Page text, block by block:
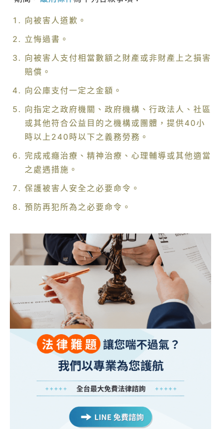
向被害人道歉。
立悔過書。
向被害人支付相當數額之財產或非財產上之損害
賠償。
向公庫支付一定之金額。
向指定之政府機關、政府機構、行政法人、社區
或其他符合公益目的之機構或團體，提供40小
時以上240時以下之義務勞務。
完成戒癮治療、精神治療、心理輔導或其他適當
之處遇措施。
保護被害人安全之必要命令。
預防再犯所為之必要命令。